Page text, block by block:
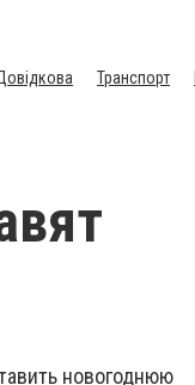
Транспорт
новогоднюю